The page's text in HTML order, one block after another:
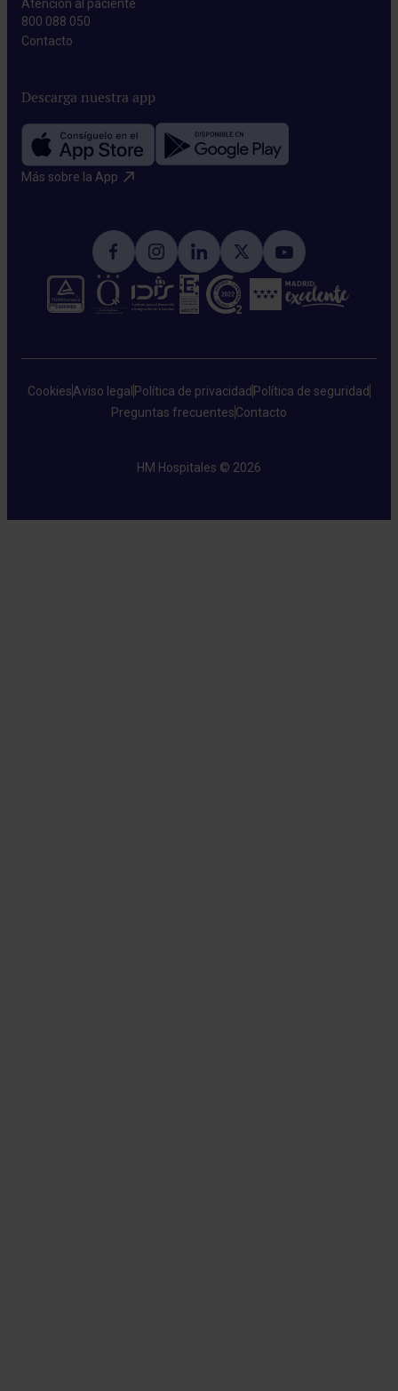
Atención al paciente
800 088 050
Contacto​
Descarga nuestra app
Más sobre la App​
CookiesAviso legalPolítica de privacidadPolítica de seguridad
Preguntas frecuentesContacto
HM Hospitales © 2026